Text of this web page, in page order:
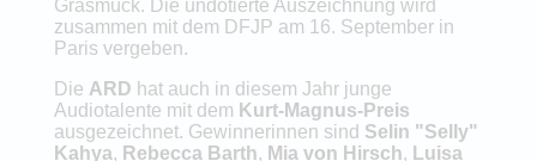
Grasmück. Die undotierte Auszeichnung wird
zusammen mit dem DFJP am 16. September in
Paris vergeben.
Die ARD hat auch in diesem Jahr junge
Audiotalente mit dem Kurt-Magnus-Preis
ausgezeichnet. Gewinnerinnen sind Selin "Selly"
Kahya, Rebecca Barth, Mia von Hirsch, Luisa